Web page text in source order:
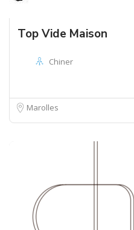
Top Vide Maison
Chiner
Marolles